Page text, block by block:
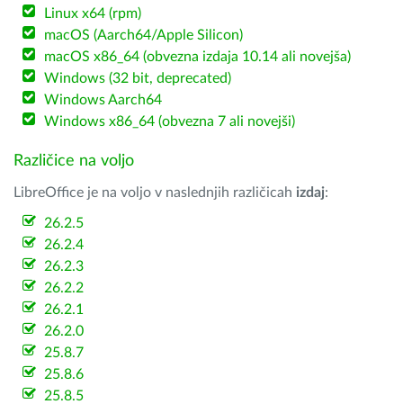
Linux x64 (rpm)
macOS (Aarch64/Apple Silicon)
macOS x86_64 (obvezna izdaja 10.14 ali novejša)
Windows (32 bit, deprecated)
Windows Aarch64
Windows x86_64 (obvezna 7 ali novejši)
Različice na voljo
LibreOffice je na voljo v naslednjih različicah izdaj:
26.2.5
26.2.4
26.2.3
26.2.2
26.2.1
26.2.0
25.8.7
25.8.6
25.8.5